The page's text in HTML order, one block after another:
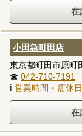
小田急町田店
東京都町田市原町
☎ 042-710-7191
ℹ 営業時間・店休